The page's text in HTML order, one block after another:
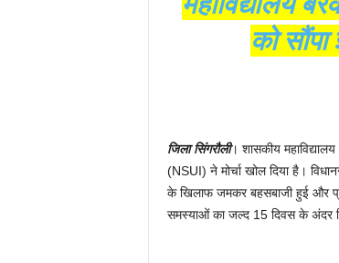
को
जिला सिंगरौली। शासकीय
(NSUI) ने मोर्चा खोल दिया है।
के खिलाफ जमकर बहसबाजी हुई और
समस्याओं का जल्द 15 दिवस के अंदर